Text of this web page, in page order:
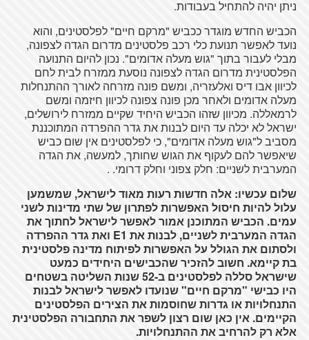
ניתן יהיה להתחיל בעבודות.
הכביש החדש מוגדר ככביש "מרקם חיים" לפלסטינים, והוא
נועד לאפשר תנועת כלי רכב פלסטינים מדרום הגדה לצפונה,
מבלי לעבור בתוך "גוש מעלה אדומים". נכון להיום התנועה
הפלסטינית מדרום הגדה לצפונה נוסעת ממזרח לבית לחם
לכיוון אבו דיס ואלעזריה, ומשם פונה מזרחה לאורך ההתנחלות
מעלה אדומים ולאחר מכן פונה צפונה לכיוון חיזמה ומשם
לרמאללה. מכיוון שזהו הכביש היחיד שקיים ממזרח לירושלים,
ישראל לא יכלה עד היום לבנות את גדר ההפרדה המתוכננת
מסביב ל"גוש מעלה אדומים", כי לפלסטינים אין שום כביש
שיאפשר להם לעקוף את הגוש שחותך, למעשה, את הגדה
המערבית לשניים: חלק צפוני וחלק דרומי. .
שלום עכשיו: אלה חדשות רעות מאוד לישראל, שמשמען
עלול להיות חיסול האפשרות לפתרון של שתי מדינות לשני
עמים. הכביש המתוכנן אמור לאפשר לישראל לחתוך את
הגדה המערבית לשניים, לבנות את E1 ואת גדר ההפרדה
ולסתום את הגולל על האפשרות לפיתוח מדינה פלסטינית
בת קיימא. חשוב להזכיר שהכבישים היחידים כמעט
שישראל סללה לפלסטינים ב-52 שנות השליטה בשטחים
היו כבישי "מרקם חיים" שנועדו לאפשר לישראל לבנות
התנחלויות או גדרות שחוסמות את הצירים הפלסטינים
הקיימים. אין כאן שום רצון לשפר את התחבורה הפלסטינית
אלא רק להרחיב את ההתנחלויות.